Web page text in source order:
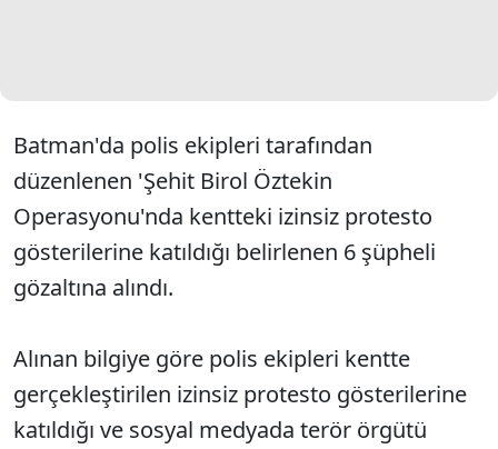
Batman'da polis ekipleri tarafından
düzenlenen 'Şehit Birol Öztekin
Operasyonu'nda kentteki izinsiz protesto
gösterilerine katıldığı belirlenen 6 şüpheli
gözaltına alındı.
Alınan bilgiye göre polis ekipleri kentte
gerçekleştirilen izinsiz protesto gösterilerine
katıldığı ve sosyal medyada terör örgütü